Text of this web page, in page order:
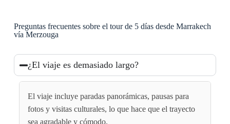
Preguntas frecuentes sobre el tour de 5 días desde Marrakech
vía Merzouga
¿El viaje es demasiado largo?
El viaje incluye paradas panorámicas, pausas para
fotos y visitas culturales, lo que hace que el trayecto
sea agradable y cómodo.